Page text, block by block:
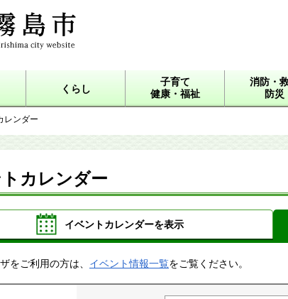
city
くらし
子育て
健康・福祉
消防・
防災
レンダー
カレンダー
イベントカレンダーを表示
をご利用の方は、 イベント情報一覧をご覧ください。